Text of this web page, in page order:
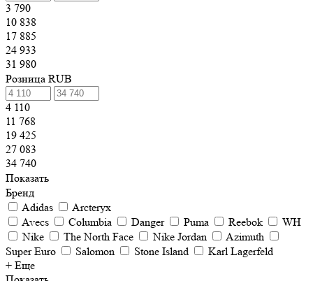
3 790
10 838
17 885
24 933
31 980
Розница RUB
4 110
11 768
19 425
27 083
34 740
Показать
Бренд
Adidas
Arcteryx
Avecs
Columbia Danger Puma Reebok
WH
Nike
The North Face Nike Jordan
Azimuth
Super Euro
Salomon Stone Island
Karl Lagerfeld
+ Еще